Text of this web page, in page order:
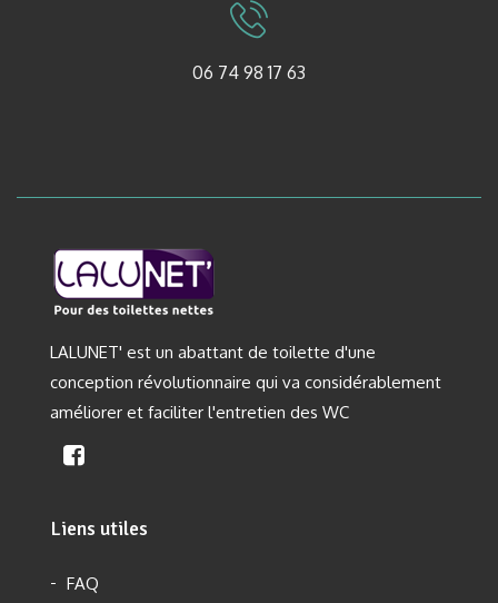
06 74 98 17 63
LALUNET' est un abattant de toilette d'une
conception révolutionnaire qui va considérablement
améliorer et faciliter l'entretien des WC
Liens utiles
FAQ